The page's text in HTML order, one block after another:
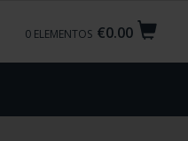
€0.00
0 ELEMENTOS